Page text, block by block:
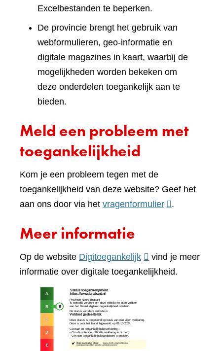
Excelbestanden te beperken.
De provincie brengt het gebruik van
webformulieren, geo-informatie en
digitale magazines in kaart, waarbij de
mogelijkheden worden bekeken om
deze onderdelen toegankelijk aan te
bieden.
Meld een probleem met
toegankelijkheid
Kom je een probleem tegen met de
toegankelijkheid van deze website? Geef het
aan ons door via het vragenformulier(verwijst
website)
.
Meer informatie
Op de website Digitoegankelijk(verwijst
naar
vind je meer
informatie over digitale toegankelijkheid.